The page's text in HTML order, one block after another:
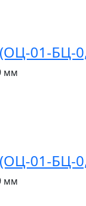
01-БЦ-
мм
01-БЦ-
мм